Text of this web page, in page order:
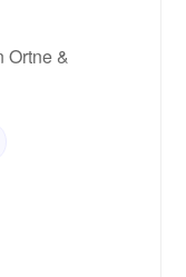
Ortne &